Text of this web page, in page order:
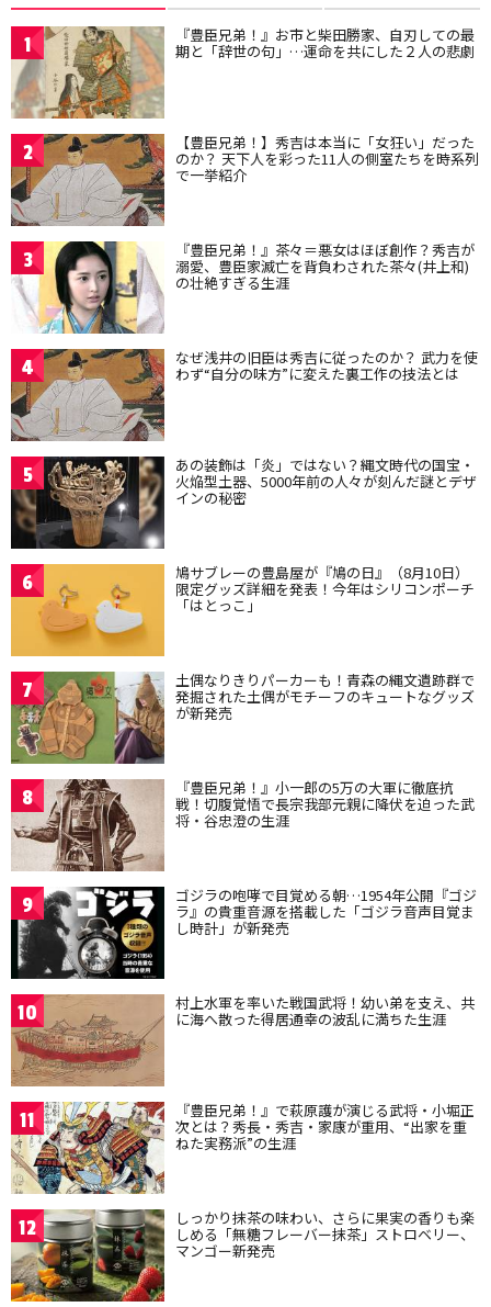
1 『豊臣兄弟！』お市と柴田勝家、自刃しての最
期と「辞世の句」…運命を共にした２人の悲劇
2 【豊臣兄弟！】秀吉は本当に「女狂い」だった
のか？ 天下人を彩った11人の側室たちを時系列
で一挙紹介
3 『豊臣兄弟！』茶々＝悪女はほぼ創作？秀吉が
溺愛、豊臣家滅亡を背負わされた茶々(井上和)
の壮絶すぎる生涯
4 なぜ浅井の旧臣は秀吉に従ったのか？ 武力を使
わず“自分の味方”に変えた裏工作の技法とは
5 あの装飾は「炎」ではない？縄文時代の国宝・
火焔型土器、5000年前の人々が刻んだ謎とデザ
インの秘密
6 鳩サブレーの豊島屋が『鳩の日』（8月10日）
限定グッズ詳細を発表！今年はシリコンポーチ
「はとっこ」
7 土偶なりきりパーカーも！青森の縄文遺跡群で
発掘された土偶がモチーフのキュートなグッズ
が新発売
8 『豊臣兄弟！』小一郎の5万の大軍に徹底抗
戦！切腹覚悟で長宗我部元親に降伏を迫った武
将・谷忠澄の生涯
9 ゴジラの咆哮で目覚める朝…1954年公開『ゴジ
ラ』の貴重音源を搭載した「ゴジラ音声目覚ま
し時計」が新発売
10 村上水軍を率いた戦国武将！幼い弟を支え、共
に海へ散った得居通幸の波乱に満ちた生涯
11 『豊臣兄弟！』で萩原護が演じる武将・小堀正
次とは？秀長・秀吉・家康が重用、“出家を重
ねた実務派”の生涯
12 しっかり抹茶の味わい、さらに果実の香りも楽
しめる「無糖フレーバー抹茶」ストロベリー、
マンゴー新発売